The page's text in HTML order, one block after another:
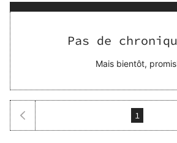
Pas de
Mais bientôt,
1